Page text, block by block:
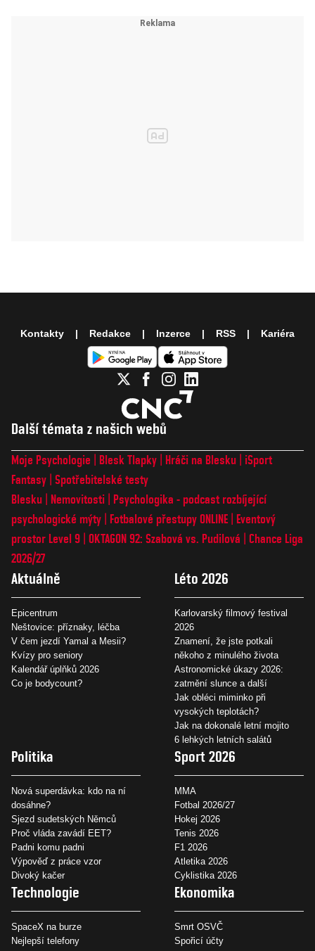
Další témata z našich webů
Moje Psychologie Blesk Tlapky Hráči na Blesku
iSport
Fantasy Spotřebitelské testy
Blesku
Nemovitosti
Psychologika - podcast rozbíjející
psychologické mýty
Fotbalové přestupy ONLINE
Eventový
prostor Level 9 OKTAGON 92: Szabová vs. Pudilová
Chance Liga
2026/27
Aktuálně
Epicentrum
Neštovice: příznaky, léčba
V čem jezdí Yamal a Mesii?
Kvízy pro seniory
Kalendář úplňků 2026
Co je bodycount?
Léto 2026
Karlovarský filmový festival
2026
Znamení, že jste potkali
někoho z minulého života
Astronomické úkazy 2026:
zatmění slunce a další
Jak obléci miminko při
vysokých teplotách?
Jak na dokonalé letní mojito
6 lehkých letních salátů
Politika
Nová superdávka: kdo na ní
dosáhne?
Sjezd sudetských Němců
Proč vláda zavádí EET?
Padni komu padni
Výpověď z práce vzor
Divoký kačer
Sport 2026
MMA
Fotbal 2026/27
Hokej 2026
Tenis 2026
F1 2026
Atletika 2026
Cyklistika 2026
Technologie
SpaceX na burze
Nejlepší telefony
Ekonomika
Smrt OSVČ
Spořicí účty
Kontakty Redakce Inzerce RSS Kariéra